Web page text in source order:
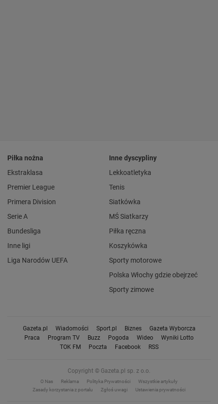
Piłka nożna
Ekstraklasa
Premier League
Primera Division
Serie A
Bundesliga
Inne ligi
Liga Narodów UEFA
Inne dyscypliny
Lekkoatletyka
Tenis
Siatkówka
MŚ Siatkarzy
Piłka ręczna
Koszykówka
Sporty motorowe
Polska Włochy gdzie obejrzeć
Sporty zimowe
Gazeta.pl Wiadomości Sport.pl Biznes
Gazeta Wyborcza
Praca
Program TV Buzz Pogoda Wideo
Wyniki Lotto
TOK FM
Poczta Facebook RSS
Copyright © Gazeta.pl sp. z o.o.
O Nas Reklama Polityka Prywatności
Wszystkie artykuły
Zasady korzystania z portalu
Zgłoś uwagi Ustawienia prywatności